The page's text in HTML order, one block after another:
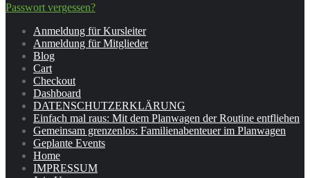
Passwort vergessen?
Anmeldung für Kursleiter
Anmeldung für Mitglieder
Blog
Cart
Checkout
Dashboard
DATENSCHUTZERKLÄRUNG
Einfach mal raus: Mit dem Planwagen der Routine entfliehen
Gemeinsam grenzenlos: Familienabenteuer im Planwagen
Geplante Events
Home
IMPRESSUM